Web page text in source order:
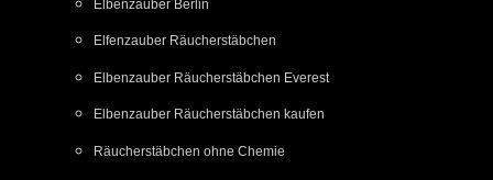
Elbenzauber Berlin
Elfenzauber Räucherstäbchen
Elbenzauber Räucherstäbchen Everest
Elbenzauber Räucherstäbchen kaufen
Räucherstäbchen ohne Chemie